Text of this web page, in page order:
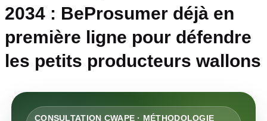
2034 : BeProsumer déjà en
première ligne pour défendre
les petits producteurs wallons
CONSULTATION CWAPE · MÉTHODOLOGIE